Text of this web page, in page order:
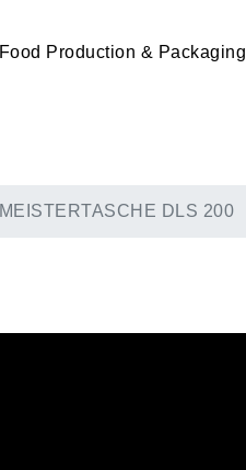
Food Production & Packaging
MEISTERTASCHE DLS 200